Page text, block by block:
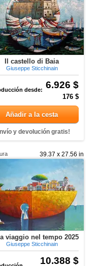
Il castello di Baia
Giuseppe Sticchinain
6.926 $
desde:
176 $
Añadir a la cesta
y devolución gratis!
39.37 x 27.56 in
viaggio nel tempo 2025
Giuseppe Sticchinain
10.388 $